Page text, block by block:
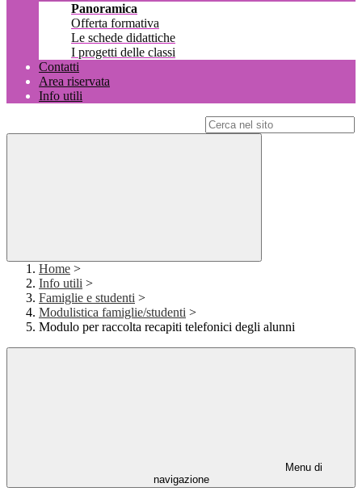
Panoramica
Offerta formativa
Le schede didattiche
I progetti delle classi
Contatti
Area riservata
Info utili
Home >
Info utili >
Famiglie e studenti >
Modulistica famiglie/studenti >
Modulo per raccolta recapiti telefonici degli alunni
Menu di
navigazione